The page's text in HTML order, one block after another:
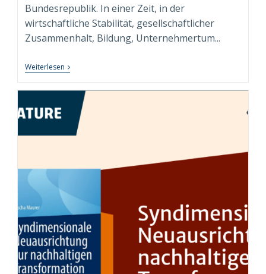
Bundesrepublik. In einer Zeit, in der
wirtschaftliche Stabilität, gesellschaftlicher
Zusammenhalt, Bildung, Unternehmertum...
Weiterlesen „Wohlstand
Für
Heute“
Persönliches
Exemplar